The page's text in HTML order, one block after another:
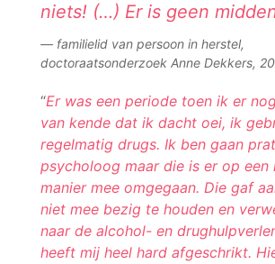
niets! (…) Er is geen
familielid van persoon in herstel,
doctoraatsonderzoek Anne Dekkers,
“Er was een periode toen ik er
van kende dat ik dacht oei, ik
regelmatig drugs. Ik ben gaan
psycholoog maar die is er op een
manier mee omgegaan. Die gaf
niet mee bezig te houden en
naar de alcohol- en
heeft mij heel hard afgeschrikt.